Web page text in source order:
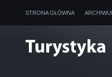
STRONA GŁÓWNA